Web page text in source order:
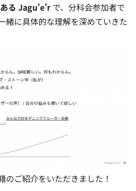
る Jagu’e’r で、分科会参加者で
緒に具体的な理解を深めていきた
のご紹介をいただきました！